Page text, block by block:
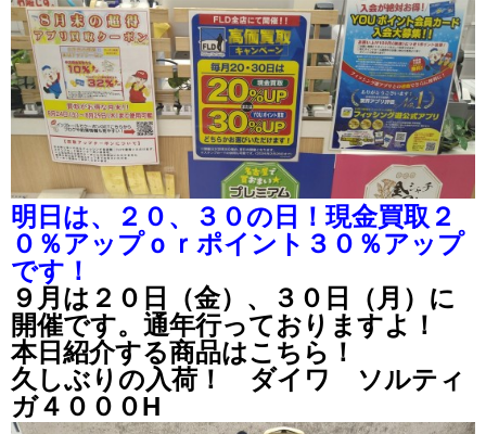
明日は、２０、３０の日！現金買取２
０％アップｏｒポイント３０％アップ
です！
９月は２０日（金）、３０日（月）に
開催です。通年行っておりますよ！
本日紹介する商品はこちら！
久しぶりの入荷！ ダイワ ソルティ
ガ４０００H